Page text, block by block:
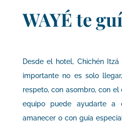
WAYÉ te
Desde el hotel, Chichén
importante no es solo
respeto, con asombro, con
equipo puede ayudarte a
amanecer o con guía